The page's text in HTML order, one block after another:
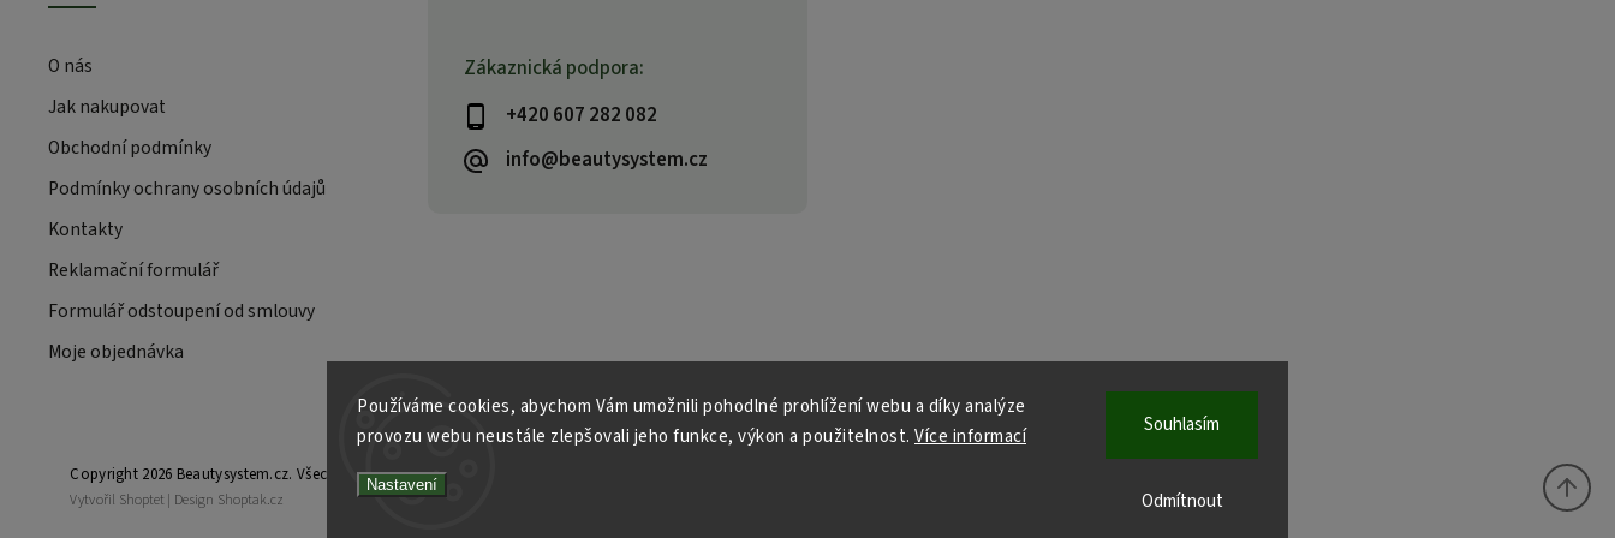
Používáme cookies, abychom Vám umožnili pohodlné prohlížení webu a díky analýze
provozu webu neustále zlepšovali jeho funkce, výkon a použitelnost. Více informací
Nastavení
Odmítnout
Souhlasím
Zákaznická podpora:
+420 607 282 082
info@beautysystem.cz
O nás
Jak nakupovat
Obchodní podmínky
Podmínky ochrany osobních údajů
Kontakty
Reklamační formulář
Formulář odstoupení od smlouvy
Moje objednávka
Copyright 2026 Beautysystem.cz. Všechna práva vyhrazena.
Vytvořil Shoptet | Design Shoptak.cz